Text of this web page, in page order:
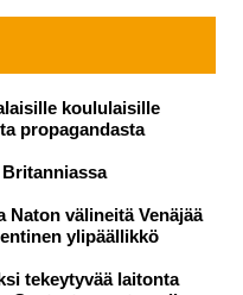
koululaisille
propagandasta
Naton välineitä Venäjää
ylipäällikkö
tekeytyvää laitonta